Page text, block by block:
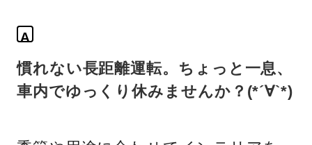
A
慣れない長距離運転。ちょっと一息、
車内でゆっくり休みませんか？(*´∀`*)